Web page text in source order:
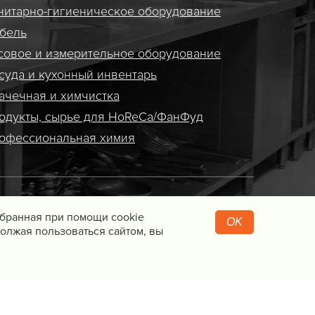
гигиеническое оборудование
и измерительное оборудование
и кухонный инвентарь
и химчистка
сырье для HoReCa/ФанФуд
химия
+7 (831) 214-41-45
+7 (920) 023-22-21
при помощи cookie
пользоваться сайтом, вы
OK